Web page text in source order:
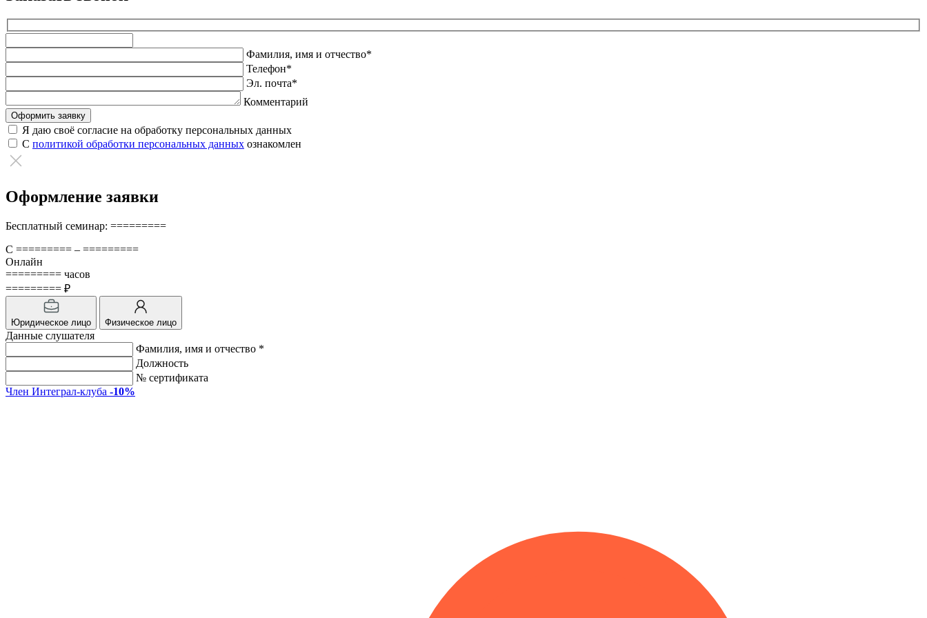
это
поле
пустым.
Фамилия, имя и отчество*
Телефон*
Эл. почта*
Комментарий
Я даю своё согласие на обработку персональных данных
С политикой обработки персональных данных ознакомлен
Оформление заявки
Бесплатный семинар: =========
С ========= – =========
Онлайн
========= часов
========= ₽
Юридическое лицо Физическое лицо
Данные слушателя
Фамилия, имя и отчество *
Должность
№ сертификата
Член Интеграл-клуба -10%